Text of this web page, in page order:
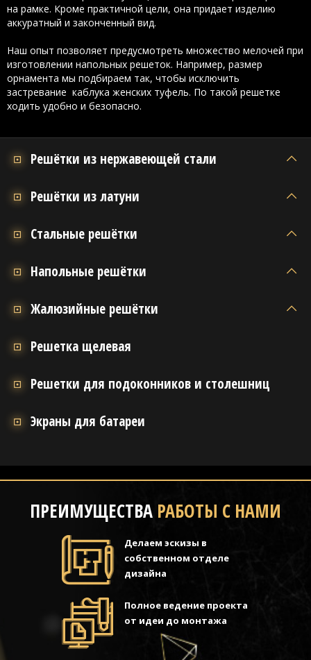
на рамке. Кроме практичной цели, она придает изделию
аккуратный и законченный вид.
Наш опыт позволяет предусмотреть множество мелочей при
изготовлении напольных решеток. Например, размер
орнамента мы подбираем так, чтобы исключить
застревание каблука женских туфель. По такой решетке
ходить удобно и безопасно.
Решётки из нержавеющей стали
Решётки из латуни
Стальные решётки
Напольные решётки
Жалюзийные решётки
Решетка щелевая
Решетки для подоконников и столешниц
Экраны для батареи
ПРЕИМУЩЕСТВА РАБОТЫ С НАМИ
Делаем эскизы в
собственном отделе
дизайна
Полное ведение проекта
от идеи до монтажа